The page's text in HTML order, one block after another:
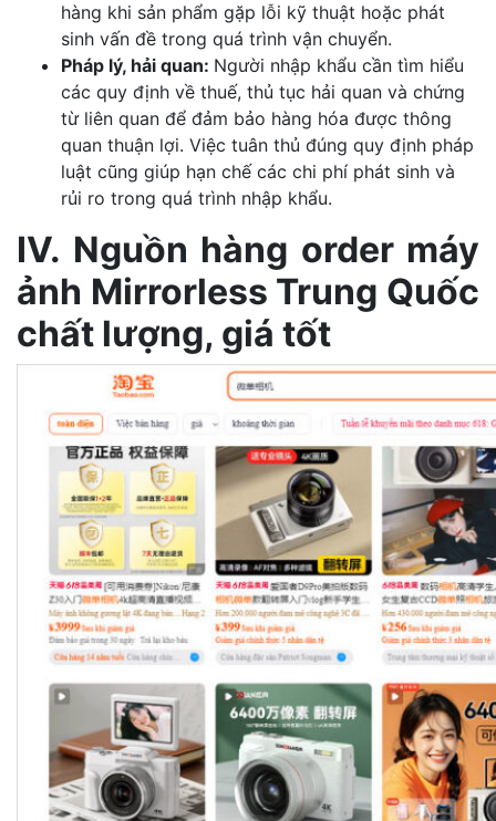
hàng khi sản phẩm gặp lỗi kỹ thuật hoặc phát
sinh vấn đề trong quá trình vận chuyển.
Pháp lý, hải quan: Người nhập khẩu cần tìm hiểu
các quy định về thuế, thủ tục hải quan và chứng
từ liên quan để đảm bảo hàng hóa được thông
quan thuận lợi. Việc tuân thủ đúng quy định pháp
luật cũng giúp hạn chế các chi phí phát sinh và
rủi ro trong quá trình nhập khẩu.
IV. Nguồn hàng order máy
ảnh Mirrorless Trung Quốc
chất lượng, giá tốt